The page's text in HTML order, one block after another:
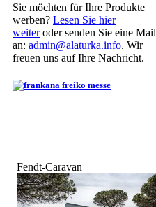
Sie möchten für Ihre Produkte
werben? Lesen Sie hier
weiteroder senden Sie eine Mail
an: admin@alaturka.info. Wir
freuen uns auf Ihre Nachricht.
Fendt-Caravan